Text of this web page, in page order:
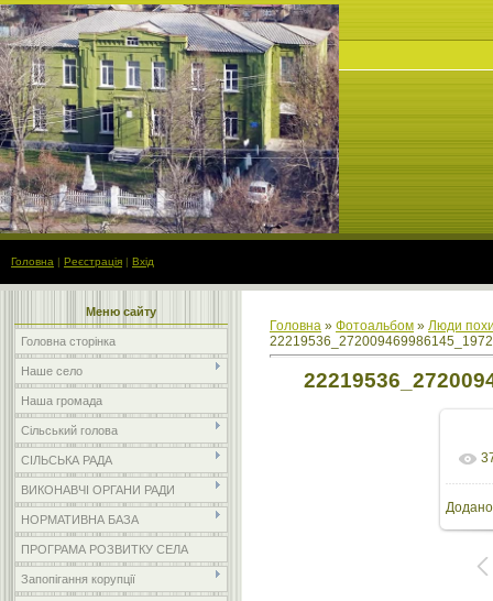
Головна | Реєстрація | Вхід
Меню сайту
Головна сторінка
Наше село
Наша громада
Сільський голова
СІЛЬСЬКА РАДА
ВИКОНАВЧІ ОРГАНИ РАДИ
НОРМАТИВНА БАЗА
ПРОГРАМА РОЗВИТКУ СЕЛА
Запопігання корупції
Головна » Фотоальбом » Люди
Додано